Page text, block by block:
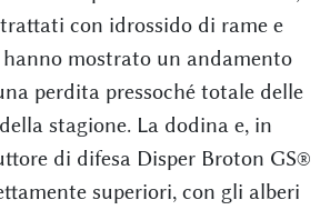
con idrossido di rame e
mostrato un andamento
perdita pressoché totale delle
stagione. La dodina e, in
di difesa Disper Broton GS®
superiori, con gli alberi